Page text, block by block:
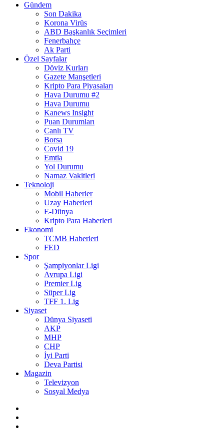
Gündem
Son Dakika
Korona Virüs
ABD Başkanlık Seçimleri
Fenerbahçe
Ak Parti
Özel Sayfalar
Döviz Kurları
Gazete Manşetleri
Kripto Para Piyasaları
Hava Durumu #2
Hava Durumu
Kanews Insight
Puan Durumları
Canlı TV
Borsa
Covid 19
Emtia
Yol Durumu
Namaz Vakitleri
Teknoloji
Mobil Haberler
Uzay Haberleri
E-Dünya
Kripto Para Haberleri
Ekonomi
TCMB Haberleri
FED
Spor
Şampiyonlar Ligi
Avrupa Ligi
Premier Lig
Süper Lig
TFF 1. Lig
Siyaset
Dünya Siyaseti
AKP
MHP
CHP
İyi Parti
Deva Partisi
Magazin
Televizyon
Sosyal Medya